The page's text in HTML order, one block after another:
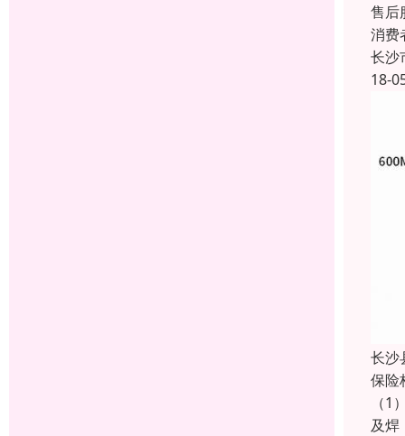
售后
消费
长沙
18-
长沙
保险
（
及焊